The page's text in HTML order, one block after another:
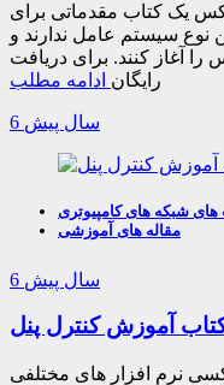
یک کتاب مقدماتی برای
نوع سیستم عامل ندارند و
را آغاز کنند. برای دریافت
رایگان ادامه مطلب
6 سال پیش
های شبکه های کامپیوتری
مقاله های آموزشی
6 سال پیش
نرم افزار های مختلفی